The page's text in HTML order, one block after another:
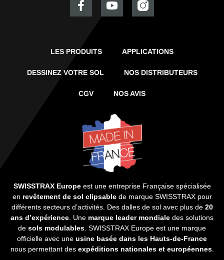
LES PRODUITS APPLICATIONS
DESSINEZ VOTRE SOL NOS DISTRIBUTEURS
CGV NOS AVIS
SWISSTRAX Europeest une entreprise Française spécialisée
en revêtement de sol clipsablede marque SWISSTRAX pour
différents secteurs d’activités. Des dalles de sol avec plus de 20
ans d’expérience . Une marque leader mondiale des solutions
de sols modulables . SWISSTRAX Europe est une marque
officielle avec une usine basée dans les Hauts-de-France
nous permettant des expéditions nationales et européennes.